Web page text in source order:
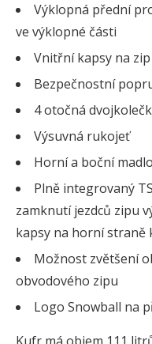
Výklopná přední
ve výklopné části
Vnitřní kapsy na zip
Bezpečnostní
4 otočná
Výsuvná rukojeť
Horní a boční madlo
Plně integrovaný
zamknutí jezdců zipu
kapsy na horní
Možnost zvětšení
obvodového zipu
Logo Snowball na